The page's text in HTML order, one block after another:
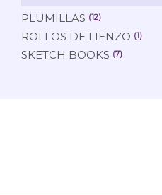
PLUMILLAS (12)
ROLLOS DE LIENZO (1)
SKETCH BOOKS (7)